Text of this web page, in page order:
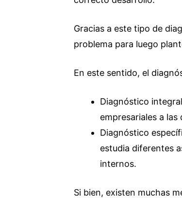
Gracias a este tipo de
problema para luego
En este sentido, el
Diagnóstico
empresariales a las
Diagnóstico
estudia diferentes
internos.
Si bien, existen muchas